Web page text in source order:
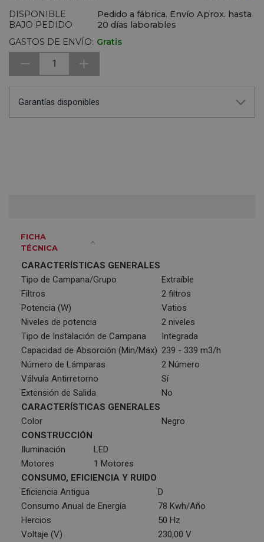
DISPONIBLE
BAJO PEDIDO
Pedido a fábrica. Envío Aprox. hasta
20 días laborables
GASTOS DE ENVÍO: Gratis
1
Garantías disponibles
FICHA
TÉCNICA
CARACTERÍSTICAS GENERALES
Tipo de Campana/Grupo
Extraíble
Filtros
2 filtros
Potencia (W)
Vatios
Niveles de potencia
2 niveles
Tipo de Instalación de Campana
Integrada
Capacidad de Absorción (Min/Máx) 239 - 339 m3/h
Número de Lámparas
2 Número
Válvula Antirretorno
Sí
Extensión de Salida
No
CARACTERÍSTICAS GENERALES
Color
Negro
CONSTRUCCIÓN
Iluminación
LED
Motores
1 Motores
CONSUMO, EFICIENCIA Y RUIDO
Eficiencia Antigua
D
Consumo Anual de Energía
78 Kwh/Año
Hercios
50 Hz
Voltaje (V)
230,00 V